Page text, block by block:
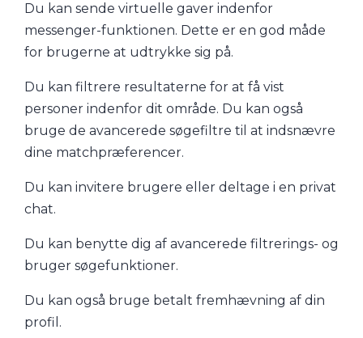
Du kan sende virtuelle gaver indenfor
messenger-funktionen. Dette er en god måde
for brugerne at udtrykke sig på.
Du kan filtrere resultaterne for at få vist
personer indenfor dit område. Du kan også
bruge de avancerede søgefiltre til at indsnævre
dine matchpræferencer.
Du kan invitere brugere eller deltage i en privat
chat.
Du kan benytte dig af avancerede filtrerings- og
bruger søgefunktioner.
Du kan også bruge betalt fremhævning af din
profil.